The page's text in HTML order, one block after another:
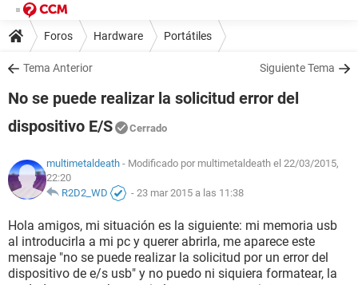
Foros Hardware Portátiles
Tema Anterior Siguiente Tema
No se puede realizar la solicitud error del
dispositivo E/S
Cerrado
multimetaldeath - Modificado por multimetaldeath el 22/03/2015,
22:20
R2D2_WD
-23 mar 2015 a las 11:38
Hola amigos, mi situación es la siguiente: mi memoria usb
al introducirla a mi pc y querer abrirla, me aparece este
mensaje "no se puede realizar la solicitud por un error del
dispositivo de e/s usb" y no puedo ni siquiera formatear, la